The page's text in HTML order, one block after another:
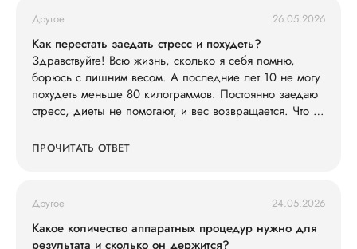
Другое 26.05.2026
Как перестать заедать стресс и похудеть?
Здравствуйте! Всю жизнь, сколько я себя помню,
борюсь с лишним весом. А последние лет 10 не могу
похудеть меньше 80 килограммов. Постоянно заедаю
стресс, диеты не помогают, и вес возвращается. Что со
ПРОЧИТАТЬ ОТВЕТ
Другое 24.05.2026
Какое количество аппаратных процедур нужно для
результата и сколько он держится?